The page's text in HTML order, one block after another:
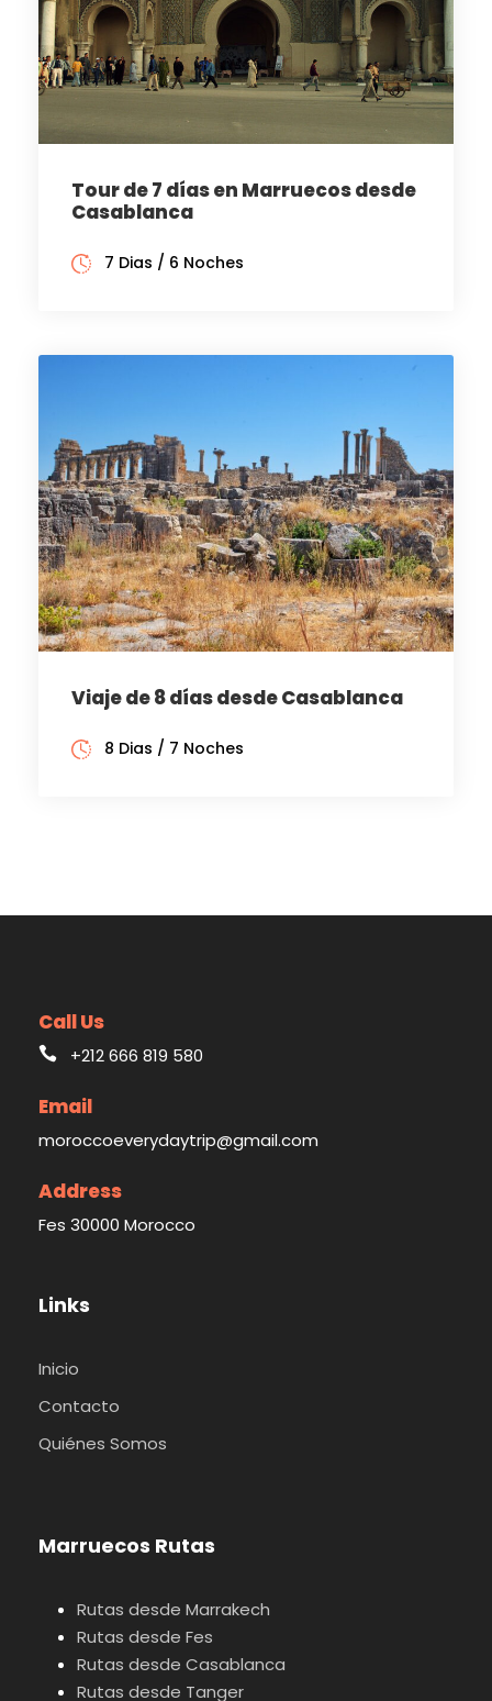
Tour de 7 días en Marruecos desde
Casablanca
7 Dias / 6 Noches
Viaje de 8 días desde Casablanca
8 Dias / 7 Noches
Call Us
+212 666 819 580
Email
moroccoeverydaytrip@gmail.com
Address
Fes 30000 Morocco
Links
Inicio
Contacto
Quiénes Somos
Marruecos Rutas
Rutas desde Marrakech
Rutas desde Fes
Rutas desde Casablanca
Rutas desde Tanger